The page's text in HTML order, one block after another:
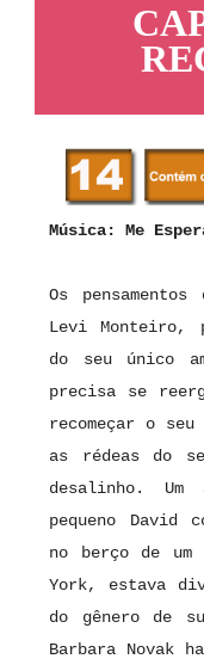
Música: Me
Os
Levi Monteiro,
do seu único
precisa se
recomeçar o
as rédeas do
desalinho.
pequeno David
no berço de
York, estava
do gênero de
Barbara Novak